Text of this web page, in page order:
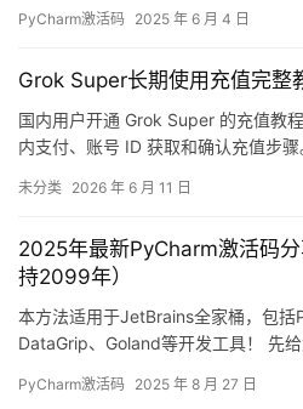
是Linux用户，100%成功！💯 先来
PyCharm激活码 2025 年 6 月 4 日
Grok Super长期使用充值完整
国内用户开通 Grok Super 的充值教
内支付、账号 ID 获取和确认充值步骤
未分类 2026 年 6 月 11 日
2025年最新PyCharm激活码
持2099年）
本方法适用于JetBrains全家桶，包括
DataGrip、Goland等开发工具！ 先
细的图文教程，手把手教你如何将
PyCharm激活码 2025 年 8 月 27 日